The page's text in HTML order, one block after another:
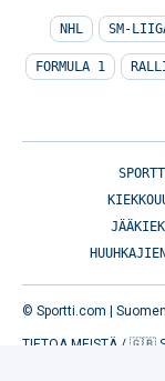
NHL SM-
FORMULA 1
© Sportti.com |
TIETOA MEISTÄ / 🇬🇧